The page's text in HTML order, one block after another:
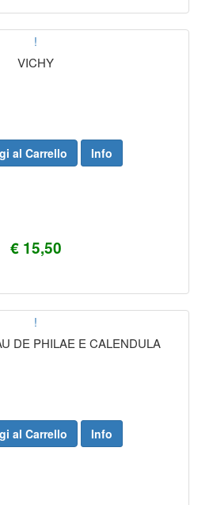
!
VICHY
€ 15,50
al Carrello Info
!
DE PHILAE E CALENDULA
al Carrello Info